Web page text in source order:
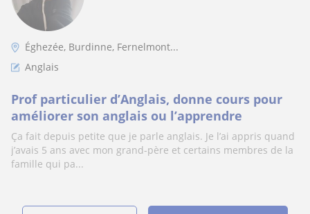
Éghezée, Burdinne, Fernelmont...
Anglais
Prof particulier d’Anglais, donne cours pour
améliorer son anglais ou l’apprendre
Ça fait depuis petite que je parle anglais. Je l’ai appris quand
j’avais 5 ans avec mon grand-père et certains membres de la
famille qui pa...